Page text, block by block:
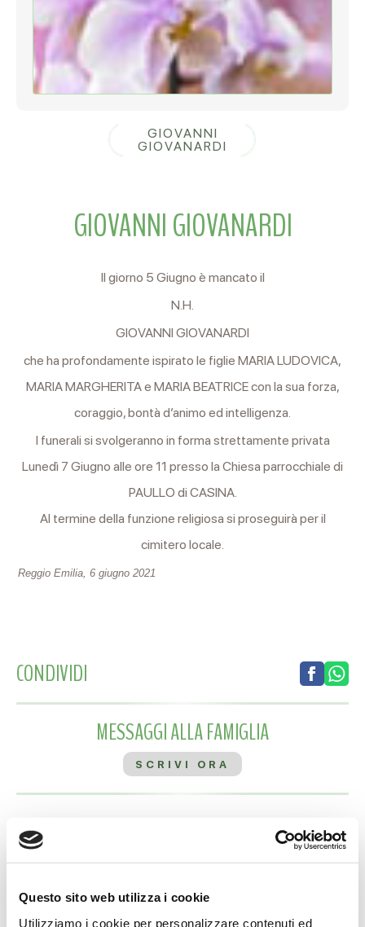
Questo sito web utilizza i cookie
Utilizziamo i cookie per personalizzare contenuti ed
GIOVANNI
GIOVANARDI
GIOVANNI GIOVANARDI
Il giorno 5 Giugno è mancato il
N.H.
GIOVANNI GIOVANARDI
che ha profondamente ispirato le figlie MARIA LUDOVICA,
MARIA MARGHERITA e MARIA BEATRICE con la sua forza,
coraggio, bontà d’animo ed intelligenza.
I funerali si svolgeranno in forma strettamente privata
Lunedì 7 Giugno alle ore 11 presso la Chiesa parrocchiale di
PAULLO di CASINA.
Al termine della funzione religiosa si proseguirà per il
cimitero locale.
Reggio Emilia, 6 giugno 2021
CONDIVIDI
MESSAGGI ALLA FAMIGLIA
SCRIVI ORA
Marco Cricca 04/09/2025 alle 10:33
Il mondo è un posto peggiore senza di te